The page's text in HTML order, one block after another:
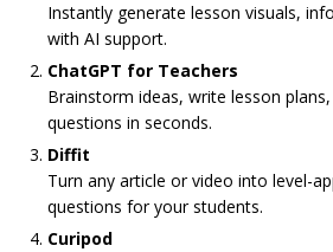
Instantly generate lesson visuals,
with AI support.
ChatGPT for Teachers
Brainstorm ideas, write lesson
questions in seconds.
Diffit
Turn any article or video into level-
questions for your students.
Curipod